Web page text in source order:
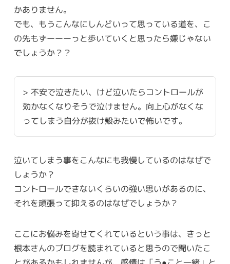
かありません。
でも、もうこんなにしんどいって思っている道を、こ
の先もずーーーっと歩いていくと思ったら嫌じゃない
でしょうか？？
> 不安で泣きたい、けど泣いたらコントロールが
効かなくなりそうで泣けません。向上心がなくな
ってしまう自分が抜け殻みたいで怖いです。
泣いてしまう事をこんなにも我慢しているのはなぜで
しょうか？
コントロールできないくらいの強い思いがあるのに、
それを頑張って抑えるのはなぜでしょうか？
ここにお悩みを寄せてくれているという事は、きっと
根本さんのブログを読まれていると思うので聞いたこ